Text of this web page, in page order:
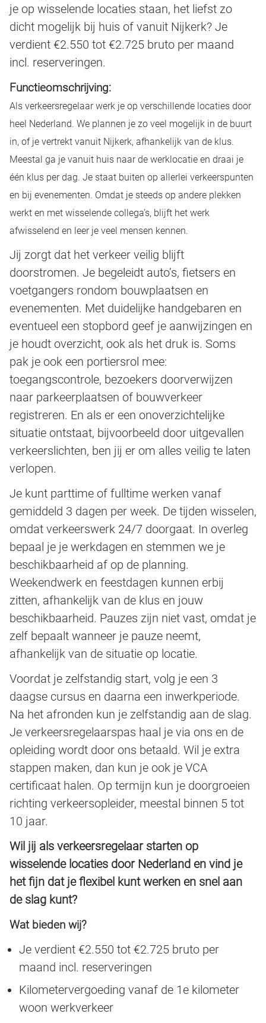
je op wisselende locaties staan, het liefst zo
dicht mogelijk bij huis of vanuit Nijkerk? Je
verdient €2.550 tot €2.725 bruto per maand
incl. reserveringen.
Functieomschrijving:
Als verkeersregelaar werk je op verschillende locaties door
heel Nederland. We plannen je zo veel mogelijk in de buurt
in, of je vertrekt vanuit Nijkerk, afhankelijk van de klus.
Meestal ga je vanuit huis naar de werklocatie en draai je
één klus per dag. Je staat buiten op allerlei verkeerspunten
en bij evenementen. Omdat je steeds op andere plekken
werkt en met wisselende collega’s, blijft het werk
afwisselend en leer je veel mensen kennen.
Jij zorgt dat het verkeer veilig blijft
doorstromen. Je begeleidt auto’s, fietsers en
voetgangers rondom bouwplaatsen en
evenementen. Met duidelijke handgebaren en
eventueel een stopbord geef je aanwijzingen en
je houdt overzicht, ook als het druk is. Soms
pak je ook een portiersrol mee:
toegangscontrole, bezoekers doorverwijzen
naar parkeerplaatsen of bouwverkeer
registreren. En als er een onoverzichtelijke
situatie ontstaat, bijvoorbeeld door uitgevallen
verkeerslichten, ben jij er om alles veilig te laten
verlopen.
Je kunt parttime of fulltime werken vanaf
gemiddeld 3 dagen per week. De tijden wisselen,
omdat verkeerswerk 24/7 doorgaat. In overleg
bepaal je je werkdagen en stemmen we je
beschikbaarheid af op de planning.
Weekendwerk en feestdagen kunnen erbij
zitten, afhankelijk van de klus en jouw
beschikbaarheid. Pauzes zijn niet vast, omdat je
zelf bepaalt wanneer je pauze neemt,
afhankelijk van de situatie op locatie.
Voordat je zelfstandig start, volg je een 3
daagse cursus en daarna een inwerkperiode.
Na het afronden kun je zelfstandig aan de slag.
Je verkeersregelaarspas haal je via ons en de
opleiding wordt door ons betaald. Wil je extra
stappen maken, dan kun je ook je VCA
certificaat halen. Op termijn kun je doorgroeien
richting verkeersopleider, meestal binnen 5 tot
10 jaar.
Wil jij als verkeersregelaar starten op
wisselende locaties door Nederland en vind je
het fijn dat je flexibel kunt werken en snel aan
de slag kunt?
Wat bieden wij?
Je verdient €2.550 tot €2.725 bruto per
maand incl. reserveringen
Kilometervergoeding vanaf de 1e kilometer
woon werkverkeer